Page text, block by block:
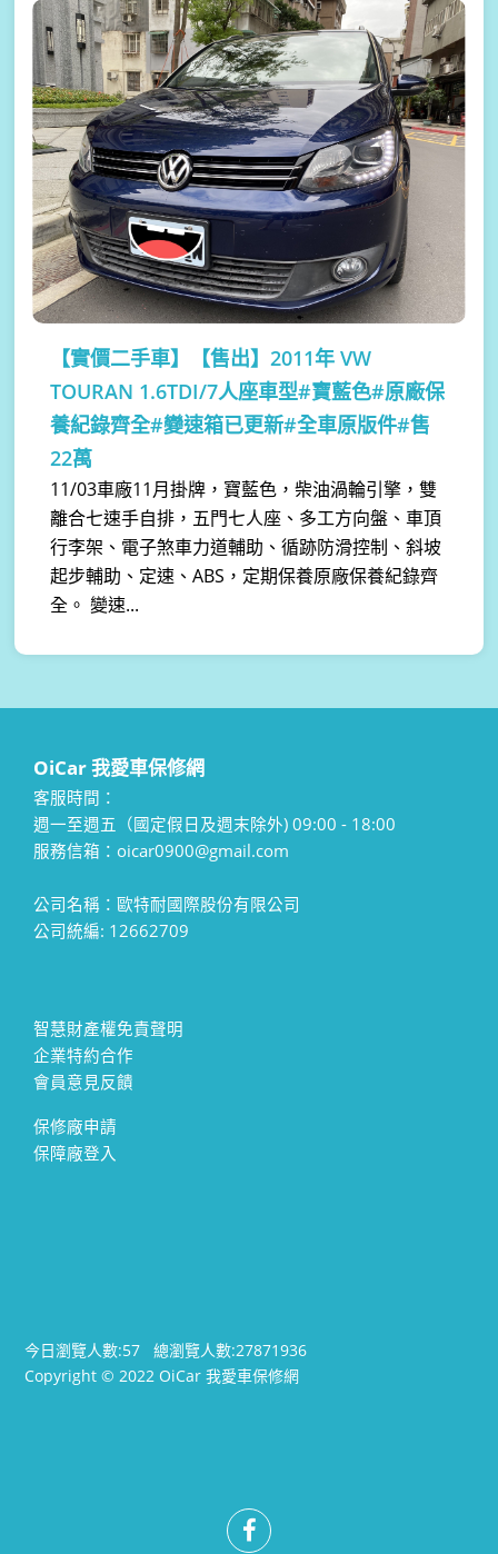
【實價二手車】
【售出】2011年 VW
TOURAN 1.6TDI/7人座車型#寶藍色#原廠保
養紀錄齊全#變速箱已更新#全車原版件#售
22萬
11/03車廠11月掛牌，寶藍色，柴油渦輪引擎，雙
離合七速手自排，五門七人座、多工方向盤、車頂
行李架、電子煞車力道輔助、循跡防滑控制、斜坡
起步輔助、定速、ABS，定期保養原廠保養紀錄齊
全。 變速...
OiCar 我愛車保修網
客服時間：
週一至週五（國定假日及週末除外) 09:00 - 18:00
服務信箱：oicar0900@gmail.com
公司名稱：歐特耐國際股份有限公司
公司統編: 12662709
智慧財產權免責聲明
企業特約合作
會員意見反饋
保修廠申請
保障廠登入
今日瀏覽人數:57總瀏覽人數:27871936
Copyright © 2022 OiCar 我愛車保修網